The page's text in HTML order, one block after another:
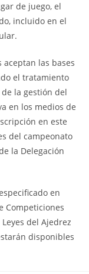
de juego, el
incluido en el
aceptan las bases
el tratamiento
la gestión del
en los medios de
en este
del campeonato
la Delegación
en
Competiciones
del Ajedrez
disponibles